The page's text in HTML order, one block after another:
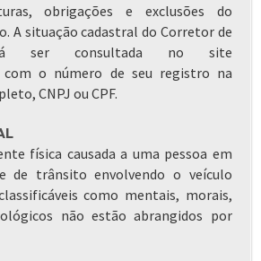
obrigações e exclusões do
A situação cadastral do Corretor de
ser consultada no site
com o número de seu registro na
CNPJ ou CPF.
física causada a uma pessoa em
de trânsito envolvendo o veículo
como mentais, morais,
não estão abrangidos por